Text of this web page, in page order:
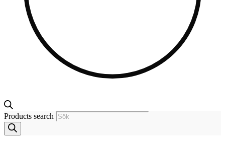
Products search